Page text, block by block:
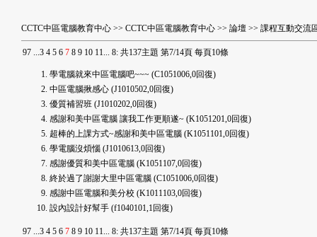
CCTC中區電腦教育中心 >> CCTC中區電腦教育中心 >> 論壇 >> 課程互動交流
97 ...3 4 5 6 7 8 9 10 11... 8: 共137主題 第7/14頁 每頁10條
學電腦就來中區電腦吧~~~ (C1051006,0回復)
中區電腦揪感心 (J1010502,0回復)
優質補習班 (J1010202,0回復)
感謝和美中區電腦 讓我工作更順遂~ (K1051201,0回復)
超棒的上課方式~感謝和美中區電腦 (K1051101,0回復)
學電腦沒煩惱 (J1010613,0回復)
感謝優質和美中區電腦 (K1051107,0回復)
終於過了謝謝大里中區電腦 (C1051006,0回復)
感謝中區電腦和美分校 (K1011103,0回復)
設內設計好幫手 (f1040101,1回復)
97 ...3 4 5 6 7 8 9 10 11... 8: 共137主題 第7/14頁 每頁10條